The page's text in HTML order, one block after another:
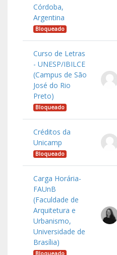
Córdoba,
Argentina
Bloqueado
Curso de Letras
- UNESP/IBILCE
(Campus de São
José do Rio
Preto)
Bloqueado
Créditos da
Unicamp
Bloqueado
Carga Horária-
FAUnB
(Faculdade de
Arquitetura e
Urbanismo,
Universidade de
Brasília)